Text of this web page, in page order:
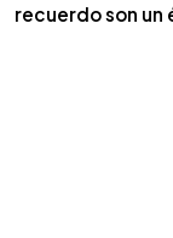
recuerdo son un